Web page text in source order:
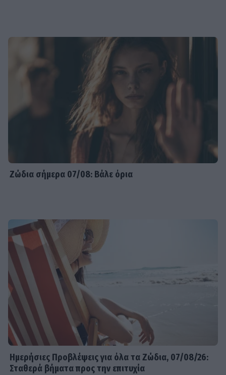
Ζώδια σήμερα 07/08: Βάλε όρια
Ημερήσιες Προβλέψεις για όλα τα Ζώδια, 07/08/26:
Σταθερά βήματα προς την επιτυχία